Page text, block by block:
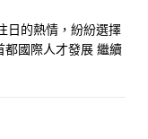
日的熱情，紛紛選擇
都國際人才發展 繼續